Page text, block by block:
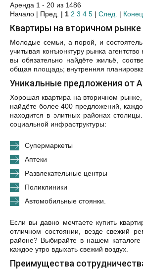
Аренда 1 - 20 из 1486
Начало | Пред. | 1 2 3 4 5 | След. | Конец
Квартиры на вторичном
Молодые семьи, а порой, и
учитывая конъюнктуру рынка
вы обязательно найдёте жильё,
общая площадь; внутренняя
Уникальные предложения от
Хорошая квартира на вторичном
найдёте более 400 предложений,
находится в элитных районах
социальной инфраструктуры:
Супермаркеты
Аптеки
Развлекательные центры
Поликлиники
Автомобильные стоянки.
Если вы давно мечтаете купить
отличном состоянии, везде свежий
районе? Выбирайте в нашем
каждое утро вдыхать свежий воздух.
Преимущества